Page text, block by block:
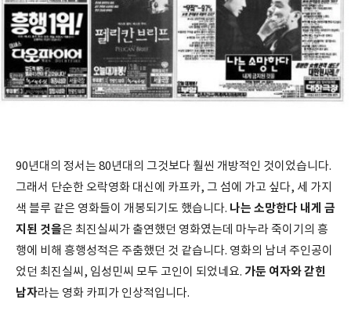
90년대의 정서는 80년대의 그것보다 훨씬 개방적인 것이었습니다.
그래서 단순한 오락영화 대신에 카프카, 그 섬에 가고 싶다, 세 가지
색 블루 같은 영화들이 개봉되기도 했습니다. 나는 소망한다 내게 금
지된 것을은 최진실씨가 출연했던 영화였는데 마누라 죽이기의 흥
행에 비해 흥행성적은 주춤했던 것 같습니다. 영화의 남녀 주인공이
었던 최진실씨, 임성민씨 모두 고인이 되었네요. 가둔 여자와 갇힌
남자라는 영화 카피가 인상적입니다.